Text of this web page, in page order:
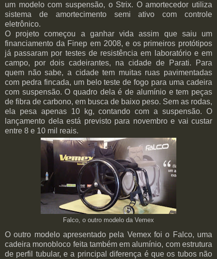
um modelo com suspensão, o Strix. O amortecedor utiliza
sistema de amortecimento semi ativo com controle
eletrônico.
O projeto começou a ganhar vida assim que saiu um
financiamento da Finep em 2008, e os primeiros protótipos
já passaram por testes de resistência em laboratório e em
campo, por dois cadeirantes, na cidade de Parati. Para
quem não sabe, a cidade tem muitas ruas pavimentadas
com pedra fincada, um belo teste de fogo para uma cadeira
com suspensão. O quadro dela é de alumínio e tem peças
de fibra de carbono, em busca de baixo peso. Sem as rodas,
ela pesa apenas 10 kg, contando com a suspensão. O
lançamento dela está previsto para novembro e vai custar
entre 8 e 10 mil reais.
Falco, o outro modelo da Vemex
O outro modelo apresentado pela Vemex foi o Falco, uma
cadeira monobloco feita também em alumínio, com estrutura
de perfil tubular, e a principal diferença é que os tubos não